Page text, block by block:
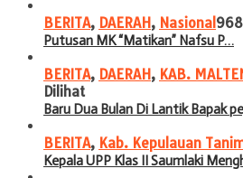
BERITA, DAERAH, Nasional
Putusan MK “Matikan” Nafsu P…
BERITA, DAERAH, KAB.
Dilihat
Baru Dua Bulan Di Lantik Bapak
BERITA, Kab. Kepulauan
Kepala UPP Klas II Saumlaki